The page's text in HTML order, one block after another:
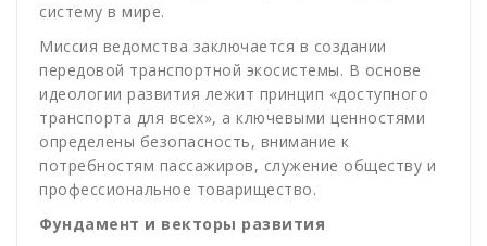
систему в мире.
Миссия ведомства заключается в создании
передовой транспортной экосистемы. В основе
идеологии развития лежит принцип «доступного
транспорта для всех», а ключевыми ценностями
определены безопасность, внимание к
потребностям пассажиров, служение обществу и
профессиональное товарищество.
Фундамент и векторы развития